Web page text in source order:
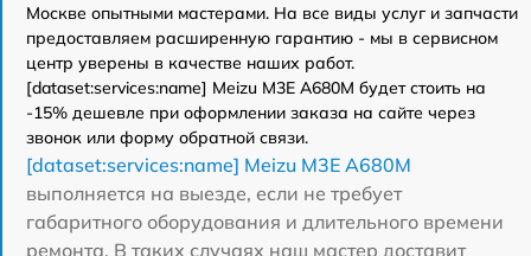
Москве опытными мастерами. На все виды услуг и запчасти
предоставляем расширенную гарантию - мы в сервисном
центр уверены в качестве наших работ.
[dataset:services:name] Meizu M3E A680M будет стоить на
-15% дешевле при оформлении заказа на сайте через
звонок или форму обратной связи.
[dataset:services:name] Meizu M3E A680M
выполняется на выезде, если не требует
габаритного оборудования и длительного времени
ремонта. В таких случаях наш мастер доставит